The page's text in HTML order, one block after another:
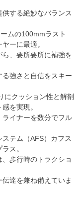
する絶妙なバランス
ムの100mmラスト
ーに最適。
、要所要所に補強を
強さと自信をスキー
にクッション性と解剖
を実現。
ライナーを数分でフル
テム（AFS）カフス
ス。
歩行時のトラクショ
達を兼ね備えていま